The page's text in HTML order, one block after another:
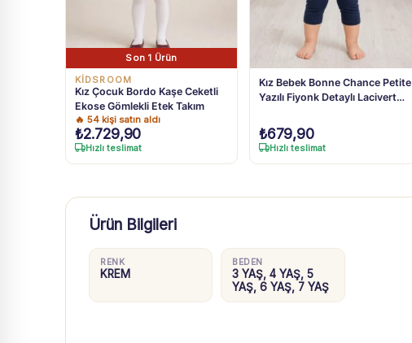
Son 1 Ürün
KİDSROOM
Kız Çocuk Bordo Kaşe Ceketli
Ekose Gömlekli Etek Takım
🔥 54 kişi satın aldı
₺2.729,90
Hızlı teslimat
Kız Bebek Bonne Chance Petite
Yazılı Fiyonk Detaylı Lacivert
₺679,90
Hızlı teslimat
Ürün Bilgileri
RENK
KREM
BEDEN
3 YAŞ, 4 YAŞ, 5
YAŞ, 6 YAŞ, 7 YAŞ